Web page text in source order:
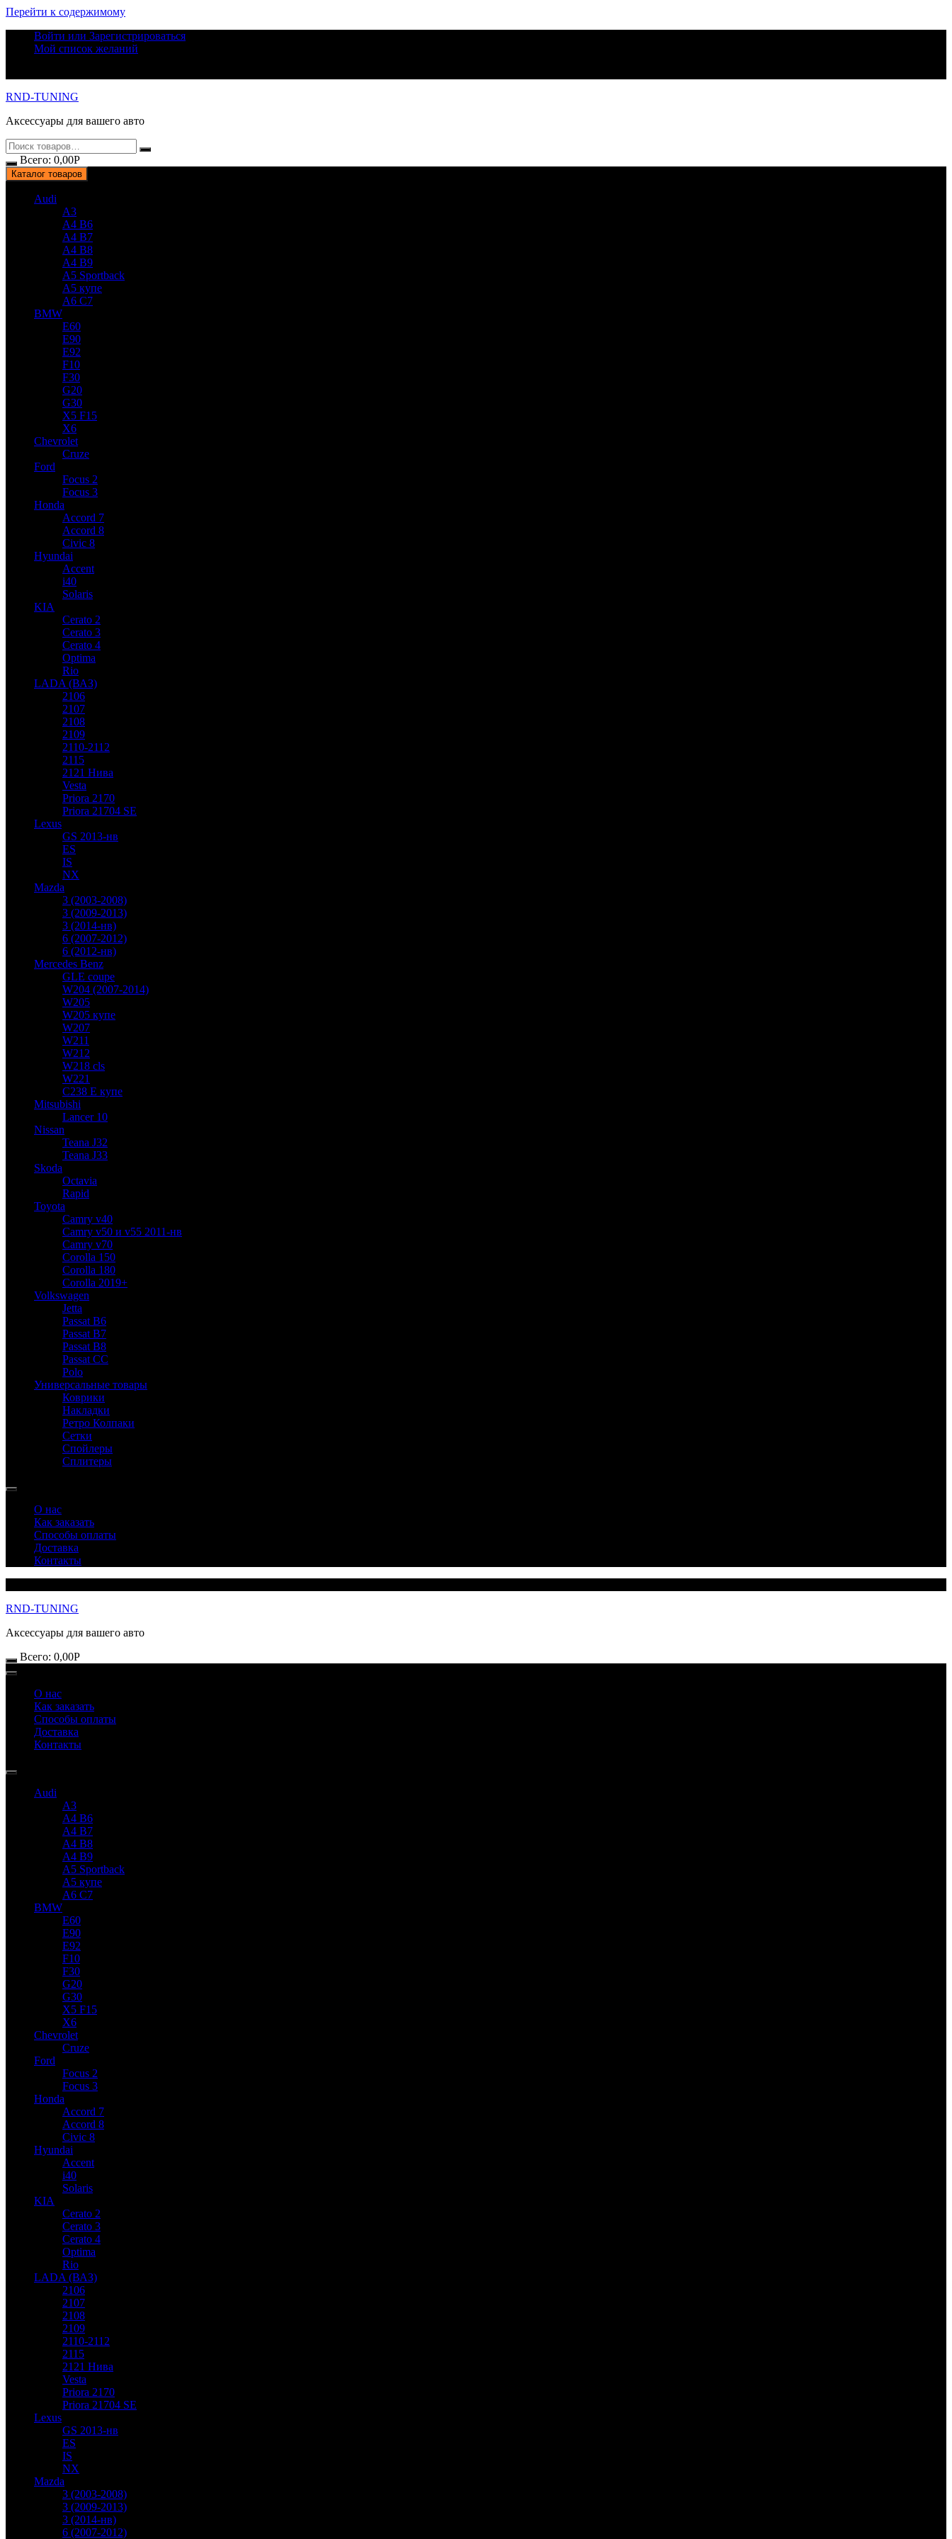
Перейти к содержимому
Войти или Зарегистрироваться
Мой список желаний
RND-TUNING
Аксессуары для вашего авто
Всего: 0,00Р
Каталог товаров
Audi
A3
A4 B6
A4 B7
A4 B8
A4 B9
A5 Sportback
A5 купе
A6 C7
BMW
E60
E90
E92
F10
F30
G20
G30
X5 F15
X6
Chevrolet
Cruze
Ford
Focus 2
Focus 3
Honda
Accord 7
Accord 8
Civic 8
Hyundai
Accent
i40
Solaris
KIA
Cerato 2
Cerato 3
Cerato 4
Optima
Rio
LADA (ВАЗ)
2106
2107
2108
2109
2110-2112
2115
2121 Нива
Vesta
Priora 2170
Priora 21704 SE
Lexus
GS 2013-нв
ES
IS
NX
Mazda
3 (2003-2008)
3 (2009-2013)
3 (2014-нв)
6 (2007-2012)
6 (2012-нв)
Mercedes Benz
GLE coupe
W204 (2007-2014)
W205
W205 купе
W207
W211
W212
W218 cls
W221
C238 E купе
Mitsubishi
Lancer 10
Nissan
Teana J32
Teana J33
Skoda
Octavia
Rapid
Toyota
Camry v40
Camry v50 и v55 2011-нв
Camry v70
Corolla 150
Corolla 180
Corolla 2019+
Volkswagen
Jetta
Passat B6
Passat B7
Passat B8
Passat CC
Polo
Универсальные товары
Коврики
Накладки
Ретро Колпаки
Сетки
Спойлеры
Сплитеры
О нас
Как заказать
Способы оплаты
Доставка
Контакты
RND-TUNING
Аксессуары для вашего авто
Всего: 0,00Р
О нас
Как заказать
Способы оплаты
Доставка
Контакты
Audi
A3
A4 B6
A4 B7
A4 B8
A4 B9
A5 Sportback
A5 купе
A6 C7
BMW
E60
E90
E92
F10
F30
G20
G30
X5 F15
X6
Chevrolet
Cruze
Ford
Focus 2
Focus 3
Honda
Accord 7
Accord 8
Civic 8
Hyundai
Accent
i40
Solaris
KIA
Cerato 2
Cerato 3
Cerato 4
Optima
Rio
LADA (ВАЗ)
2106
2107
2108
2109
2110-2112
2115
2121 Нива
Vesta
Priora 2170
Priora 21704 SE
Lexus
GS 2013-нв
ES
IS
NX
Mazda
3 (2003-2008)
3 (2009-2013)
3 (2014-нв)
6 (2007-2012)